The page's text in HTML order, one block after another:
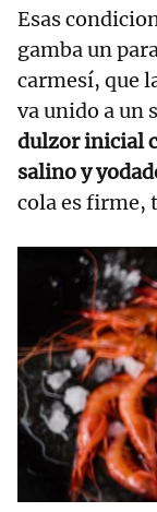
Esas
gamba un
carmesí, que
va unido a un
dulzor inicial
salino y
cola es firme,